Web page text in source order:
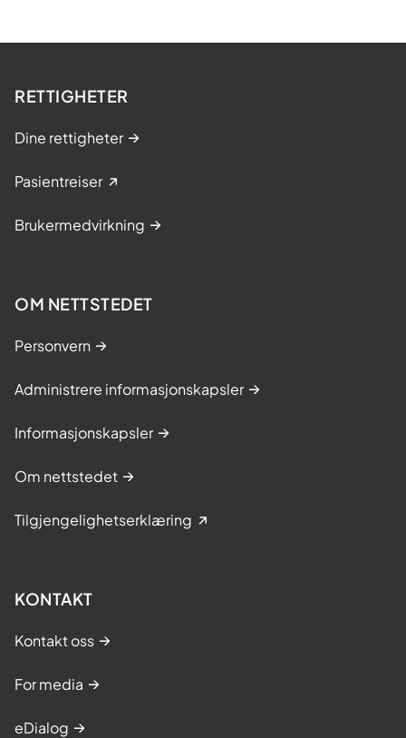
RETTIGHETER
Dine rettigheter
Pasientreiser
Brukermedvirkning
OM NETTSTEDET
Personvern
Administrere informasjonskapsler
Informasjonskapsler
Om nettstedet
Tilgjengelighetserklæring
KONTAKT
Kontakt oss
For media
eDialog